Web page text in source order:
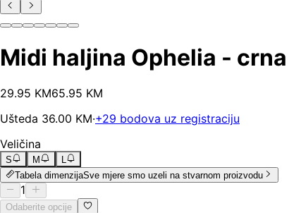
Midi haljina Ophelia - crna
29.95 KM65.95 KM
Ušteda 36.00 KM·+29 bodova uz registraciju
Veličina
S M
L
Tabela dimenzijaSve mjere smo uzeli na stvarnom proizvodu
1
Odaberite opcije